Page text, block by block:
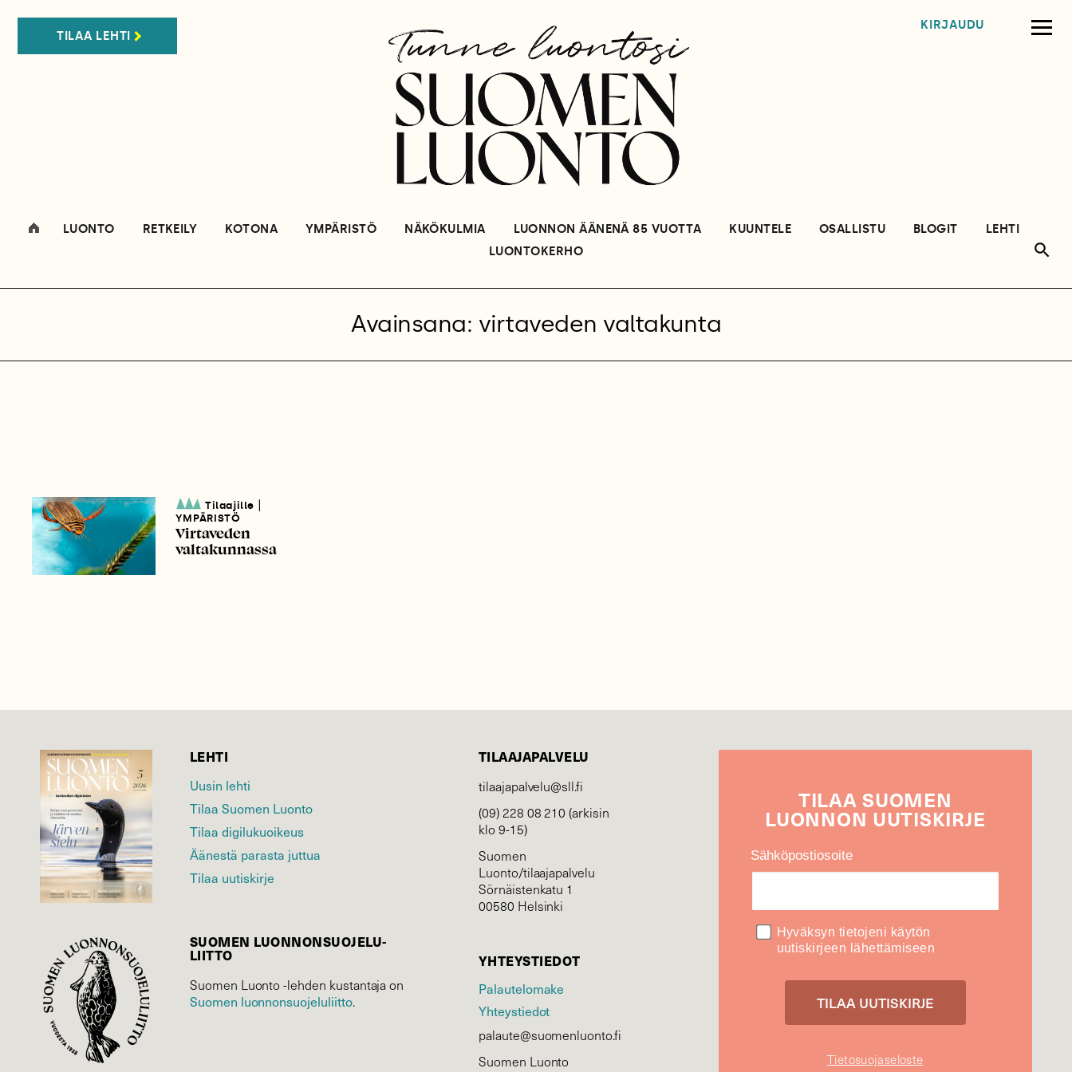
TILAA LEHTI
KIRJAUDU
LUONTO RETKEILY KOTONA YMPÄRISTÖ NÄKÖKULMIA LUONNON ÄÄNENÄ 85 VUOTTA KUUNTELE OSALLISTU BLOGIT
LEHTI
LUONTOKERHO
Avainsana: virtaveden valtakunta
Tilaajille
YMPÄRISTÖ
Virtaveden
valtakunnassa
LEHTI
Uusin lehti
Tilaa Suomen Luonto
Tilaa digilukuoikeus
Äänestä parasta juttua
Tilaa uutiskirje
SUOMEN LUONNON­SUOJELU­
LIITTO
Suomen Luonto -lehden kustantaja on
Suomen luonnonsuojelu­liitto.
TILAAJAPALVELU
tilaajapalvelu@sll.fi
(09) 228 08 210 (arkisin
klo 9-15)
Suomen
Luonto/tilaajapalvelu
Sörnäistenkatu 1
00580 Helsinki
YHTEYSTIEDOT
Palautelomake
Yhteystiedot
palaute@suomenluonto.fi
Suomen Luonto
TILAASUOMEN
LUONNON UUTIS­KIRJE
Sähköpostiosoite
Hyväksyn tietojeni käytön
uutiskirjeen lähettämiseen
Tietosuojaseloste